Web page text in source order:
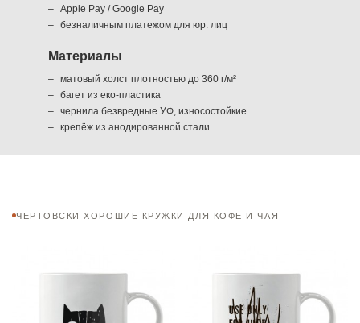
Apple Pay / Google Pay
безналичным платежом для юр. лиц
Материалы
матовый холст плотностью до 360 г/м²
багет из еко-пластика
чернила безвредные УФ, износостойкие
крепёж из анодированной стали
ЧЕРТОВСКИ ХОРОШИЕ КРУЖКИ ДЛЯ КОФЕ И ЧАЯ